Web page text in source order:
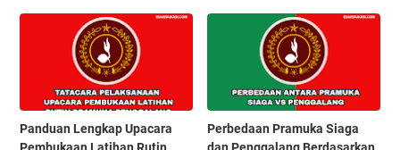
Panduan Lengkap Upacara
Perbedaan Pramuka Siaga